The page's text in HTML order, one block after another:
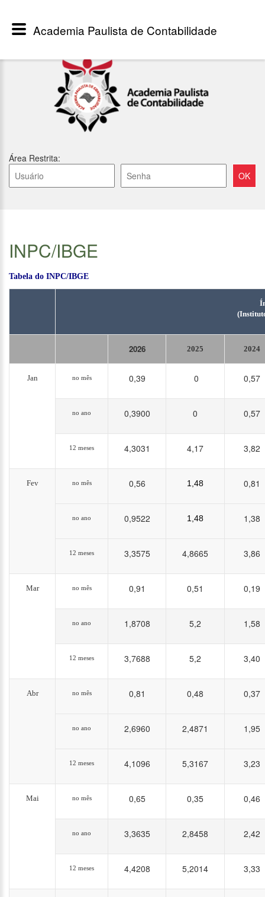
Área Restrita:
INPC/IBGE
Tabela do INPC/IBGE
2026 2025 2024
Jan no mês 0,39 0 0,57
no ano 0,3900 0 0,57
12 meses 4,3031 4,17 3,82
Fev no mês 0,56 1,48 0,81
no ano 0,9522 1,48 1,38
12 meses 3,3575 4,8665 3,86
Mar no mês 0,91 0,51 0,19
no ano 1,8708 5,2 1,58
12 meses 3,7688 5,2 3,40
Abr no mês 0,81 0,48 0,37
no ano 2,6960 2,4871 1,95
12 meses 4,1096 5,3167 3,23
Mai no mês 0,65 0,35 0,46
no ano 3,3635 2,8458 2,42
12 meses 4,4208 5,2014 3,33
Academia Paulista de Contabilidade